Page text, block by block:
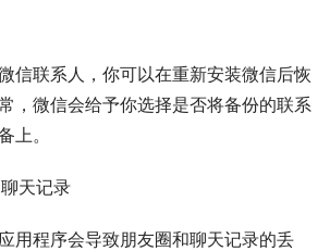
信联系人，你可以在重新安装微信后恢
，微信会给予你选择是否将备份的联系
上。
天记录
用程序会导致朋友圈和聊天记录的丢